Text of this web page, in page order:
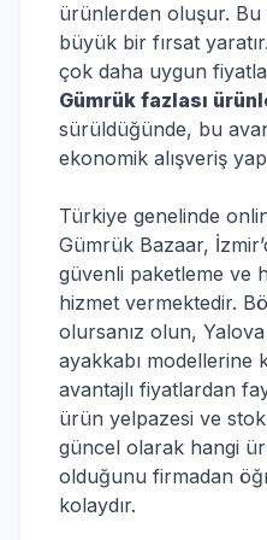
ürünlerden oluşur.
büyük bir fırsat
çok daha uygun
Gümrük fazlası
sürüldüğünde, bu
ekonomik alışveriş
Türkiye genelinde
Gümrük Bazaar,
güvenli paketleme ve
hizmet vermektedir.
olursanız olun,
ayakkabı modellerine
avantajlı fiyatlardan
ürün yelpazesi ve
güncel olarak hangi
olduğunu firmadan
kolaydır.